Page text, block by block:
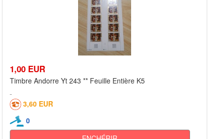
1,00 EUR
Timbre Andorre Yt 243 ** Feuille Entière K5
3,60 EUR
0